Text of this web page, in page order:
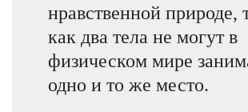
нравственной природе,
как два тела не могут в
физическом мире
одно и то же место.